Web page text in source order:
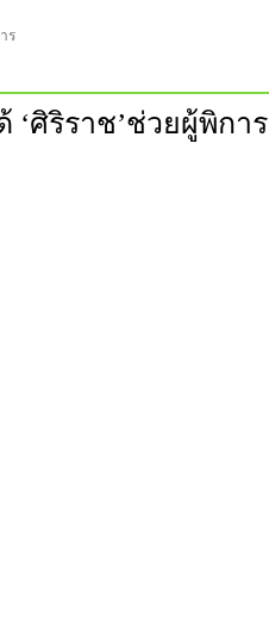
ร
‘ศิริราช’ช่วยผู้พิการ